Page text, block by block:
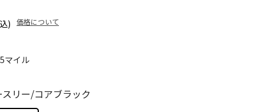
マイル
) 価格について
リー/コアブラック